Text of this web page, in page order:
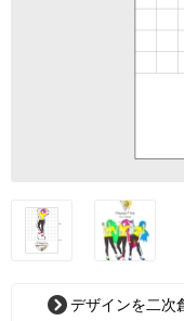
デザインを二次